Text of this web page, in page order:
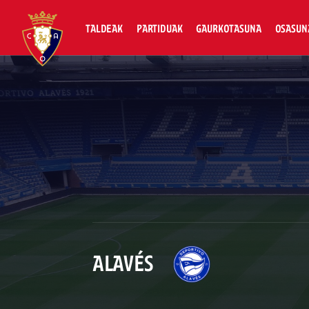
TALDEAK PARTIDUAK GAURKOTASUNA
ALAVÉS